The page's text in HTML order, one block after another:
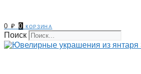
0₽ 0 корзина
Поиск